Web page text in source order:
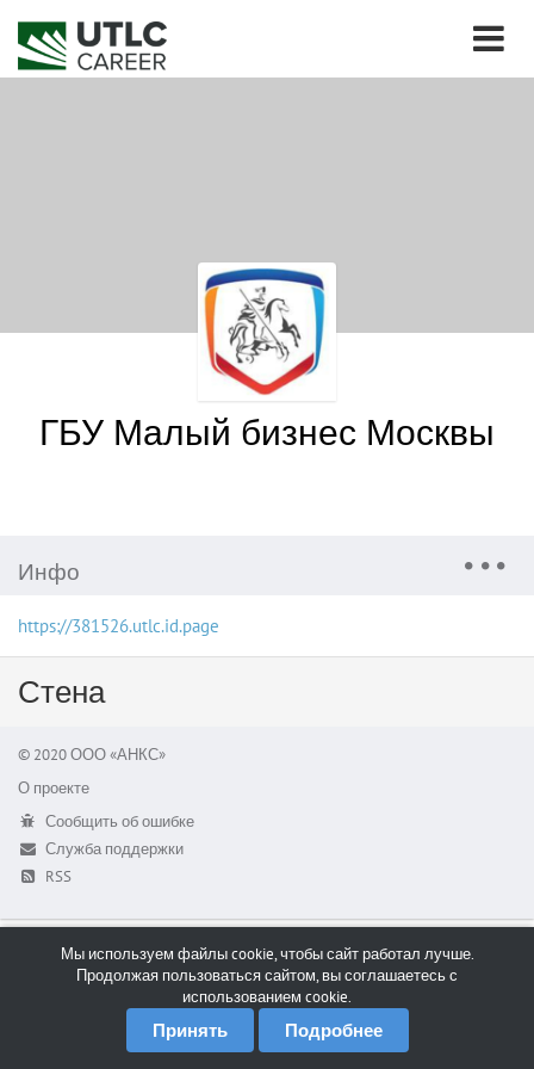
ГБУ Малый бизнес Москвы
Инфо
https://381526.utlc.id.page
Стена
© 2020 ООО «АНКС»
О проекте
Сообщить об ошибке
Служба поддержки
RSS
Мы используем файлы cookie, чтобы сайт работал лучше.
Продолжая пользоваться сайтом, вы соглашаетесь с
использованием cookie.
Принять Подробнее